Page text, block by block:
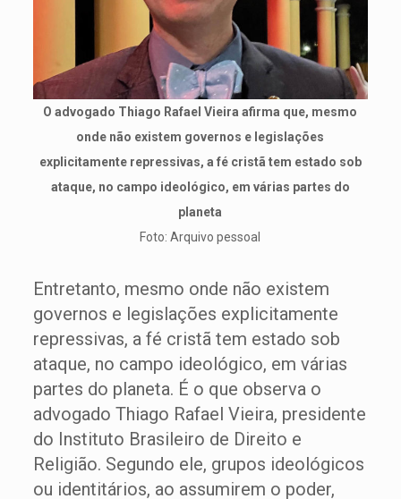
O advogado Thiago Rafael Vieira afirma que, mesmo
onde não existem governos e legislações
explicitamente repressivas, a fé cristã tem estado sob
ataque, no campo ideológico, em várias partes do
planeta
Foto: Arquivo pessoal
Entretanto, mesmo onde não existem
governos e legislações explicitamente
repressivas, a fé cristã tem estado sob
ataque, no campo ideológico, em várias
partes do planeta. É o que observa o
advogado Thiago Rafael Vieira, presidente
do Instituto Brasileiro de Direito e
Religião. Segundo ele, grupos ideológicos
ou identitários, ao assumirem o poder,